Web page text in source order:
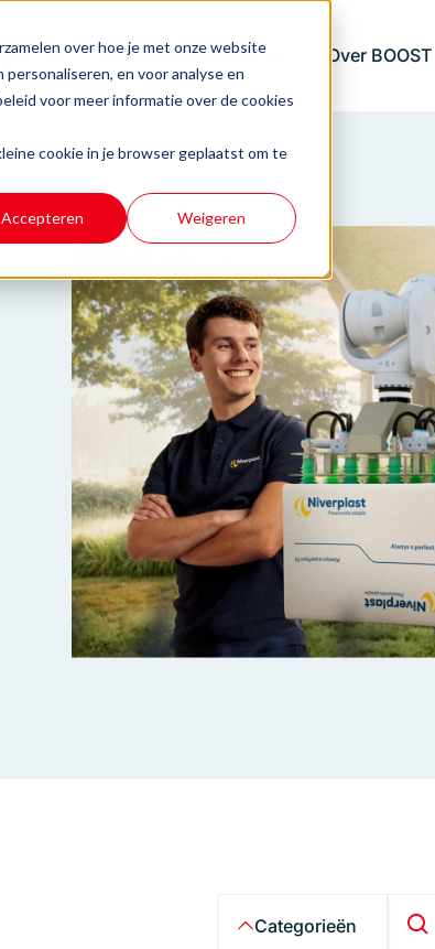
over hoe je met onze website
en voor analyse en
voor meer informatie over de cookies
cookie in je browser geplaatst om te
Accepteren Weigeren
Events & inspiratie Over BOOST
Categorieën